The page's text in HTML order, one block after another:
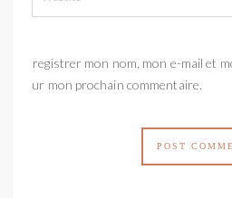
Enregistrer mon nom, mon e-mail et
pour mon prochain commentaire.